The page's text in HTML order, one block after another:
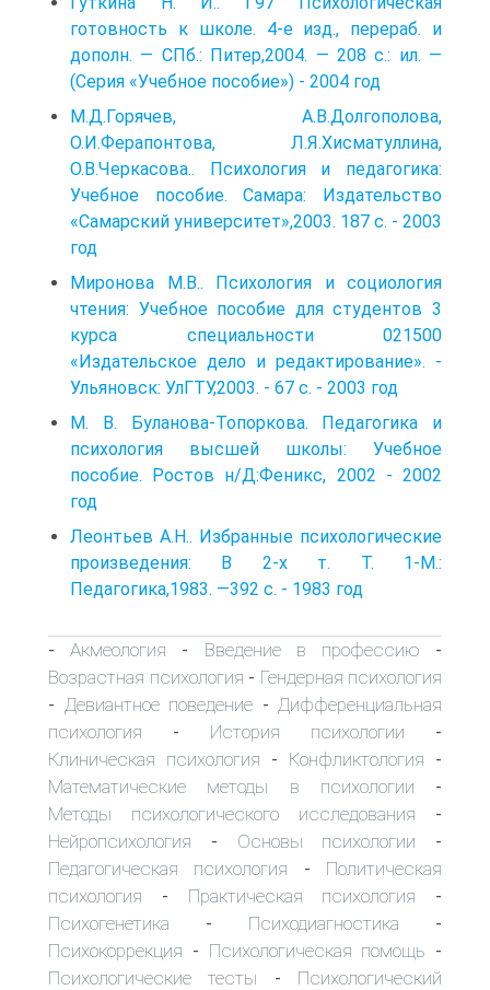
готовность к школе. 4-е изд., перераб. и
дополн. — СПб.: Питер,2004. — 208 с.: ил. —
(Серия «Учебное пособие») - 2004 год
М.Д.Горячев, А.В.Долгополова,
О.И.Ферапонтова, Л.Я.Хисматуллина,
О.В.Черкасова.. Психология и педагогика:
Учебное пособие. Самара: Издательство
«Самарский университет»,2003. 187 с. - 2003
год
Миронова М.В.. Психология и социология
чтения: Учебное пособие для студентов 3
курса специальности 021500
«Издательское дело и редактирование». -
Ульяновск: УлГТУ,2003. - 67 с. - 2003 год
М. В. Буланова-Топоркова. Педагогика и
психология высшей школы: Учебное
пособие. Ростов н/Д:Феникс, 2002 - 2002
год
Леонтьев А.Н.. Избранные психологические
произведения: В 2-х т. Т. 1-М.:
Педагогика,1983. —392 с. - 1983 год
-Акмеология - Введение в профессию -
Возрастная психология - Гендерная психология
- Девиантное поведение - Дифференциальная
психология - История психологии -
Клиническая психология - Конфликтология -
Математические методы в психологии -
Методы психологического исследования -
Нейропсихология - Основы психологии -
Педагогическая психология - Политическая
психология - Практическая психология -
Психогенетика - Психодиагностика -
Психокоррекция - Психологическая помощь -
Психологические тесты - Психологический